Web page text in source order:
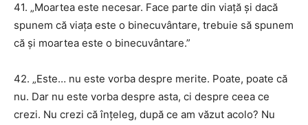
41. „Moartea este necesar. Face parte din viață și dacă
spunem că viața este o binecuvântare, trebuie să spunem
că și moartea este o binecuvântare.”
42. „Este… nu este vorba despre merite. Poate, poate că
nu. Dar nu este vorba despre asta, ci despre ceea ce
crezi. Nu crezi că înțeleg, după ce am văzut acolo? Nu